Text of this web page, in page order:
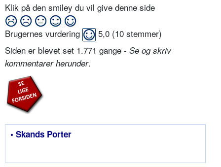
Klik på den smiley du vil give denne side
Brugernes vurdering 5,0 (10 stemmer)
Siden er blevet set 1.771 gange - Se og skriv
kommentarer herunder.
• Skands Porter